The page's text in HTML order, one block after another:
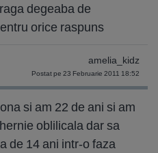
degeaba de
orice raspuns
amelia_kidz
Postat pe 23 Februarie 2011 18:52
si am 22 de ani si am
oblilicala dar sa
de 14 ani intr-o faza